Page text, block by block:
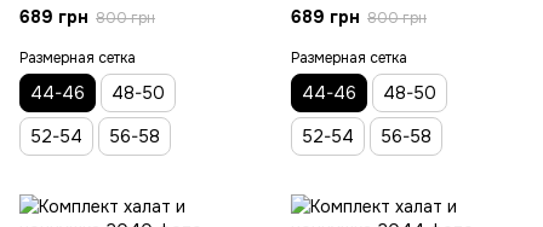
689 грн 800 грн
Размерная сетка
44-46
48-50
52-54
56-58
689 грн 800 грн
Размерная сетка
44-46
48-50
52-54
56-58